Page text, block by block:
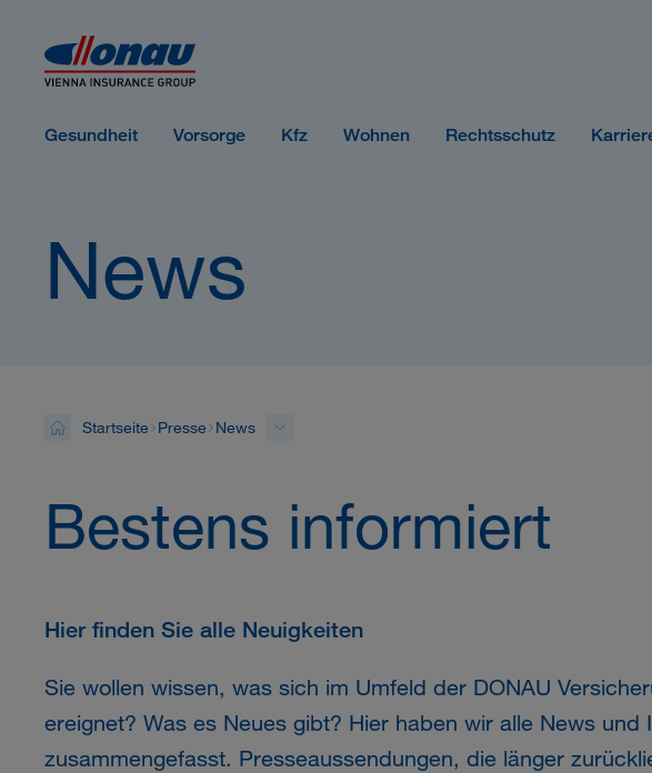
Gesundheit Vorsorge Kfz Wohnen Rechtsschutz
News
Startseite Presse News
Bestens informiert
Hier finden Sie alle Neuigkeiten
Sie wollen wissen, was sich im Umfeld der DONAU
ereignet? Was es Neues gibt? Hier haben wir alle News und
zusammengefasst. Presseaussendungen, die länger